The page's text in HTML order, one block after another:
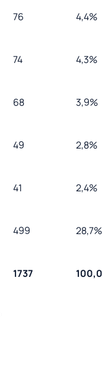
76 4,4%
74 4,3%
68 3,9%
49 2,8%
41 2,4%
499 28,7%
1737